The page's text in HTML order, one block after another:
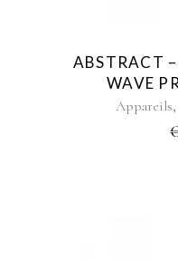
ABSTRACT
WAVE
Appareils,